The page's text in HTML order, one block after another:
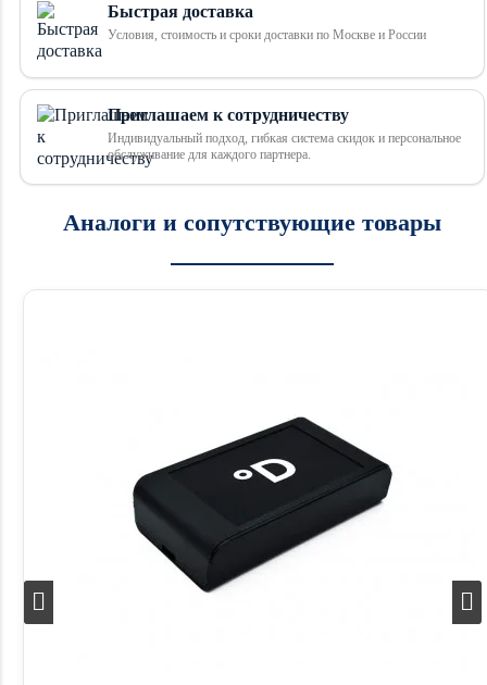
Быстрая доставка
Условия, стоимость и сроки доставки по Москве и России
Приглашаем к сотрудничеству
Индивидуальный подход, гибкая система скидок и персональное
обслуживание для каждого партнера.
Аналоги и сопутствующие товары